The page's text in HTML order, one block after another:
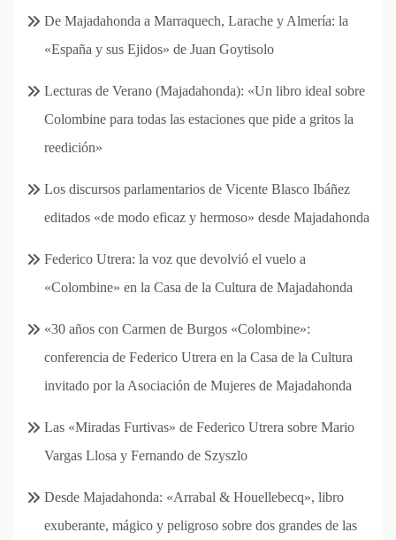
De Majadahonda a Marraquech, Larache y Almería: la
«España y sus Ejidos» de Juan Goytisolo
Lecturas de Verano (Majadahonda): «Un libro ideal sobre
Colombine para todas las estaciones que pide a gritos la
reedición»
Los discursos parlamentarios de Vicente Blasco Ibáñez
editados «de modo eficaz y hermoso» desde Majadahonda
Federico Utrera: la voz que devolvió el vuelo a
«Colombine» en la Casa de la Cultura de Majadahonda
«30 años con Carmen de Burgos «Colombine»:
conferencia de Federico Utrera en la Casa de la Cultura
invitado por la Asociación de Mujeres de Majadahonda
Las «Miradas Furtivas» de Federico Utrera sobre Mario
Vargas Llosa y Fernando de Szyszlo
Desde Majadahonda: «Arrabal & Houellebecq», libro
exuberante, mágico y peligroso sobre dos grandes de las